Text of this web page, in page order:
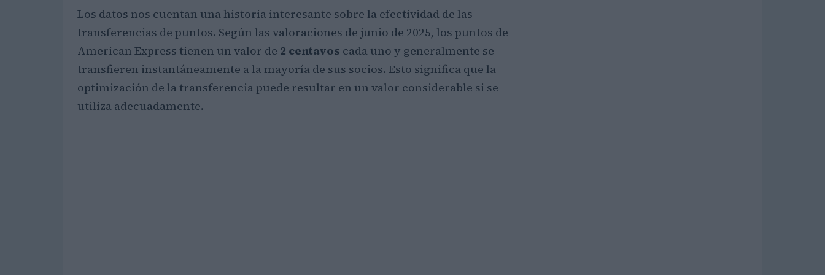
Los datos nos cuentan una historia interesante sobre la efectividad de las
transferencias de puntos. Según las valoraciones de junio de 2025, los puntos de
American Express tienen un valor de 2 centavos cada uno y generalmente se
transfieren instantáneamente a la mayoría de sus socios. Esto significa que la
optimización de la transferencia puede resultar en un valor considerable si se
utiliza adecuadamente.